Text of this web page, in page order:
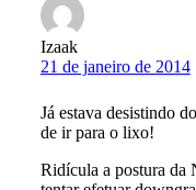
Izaak
21 de janeiro de 2014
Já estava desistindo
de ir para o lixo!
Ridícula a postura da